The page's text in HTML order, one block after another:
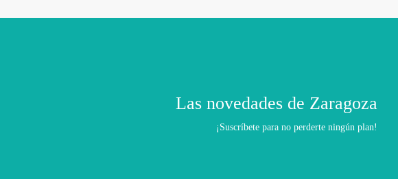
Las novedades de Zaragoza
¡Suscríbete para no perderte ningún plan!